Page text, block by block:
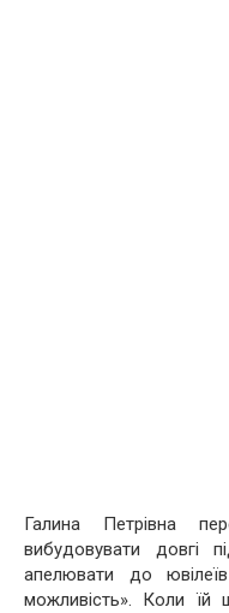
Галина Петрівна
вибудовувати довгі
апелювати до
можливість». Коли їй